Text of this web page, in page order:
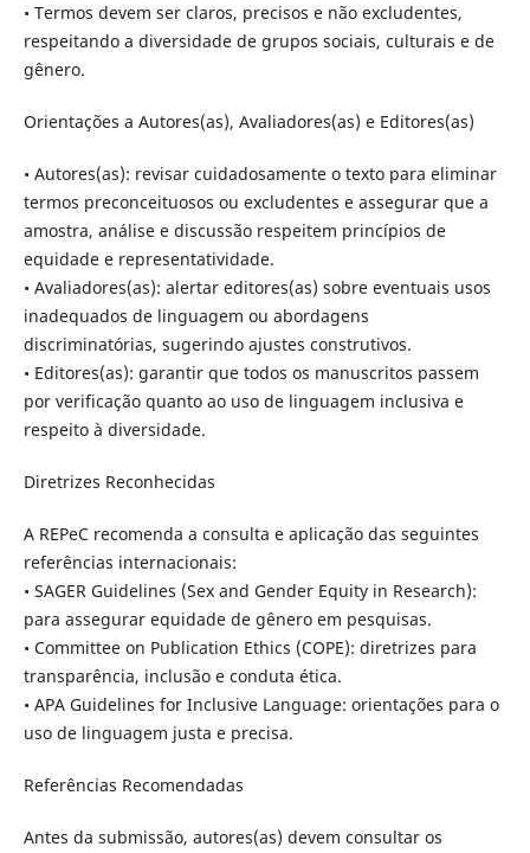
• Termos devem ser claros, precisos e não excludentes,
respeitando a diversidade de grupos sociais, culturais e de
gênero.
Orientações a Autores(as), Avaliadores(as) e Editores(as)
• Autores(as): revisar cuidadosamente o texto para eliminar
termos preconceituosos ou excludentes e assegurar que a
amostra, análise e discussão respeitem princípios de
equidade e representatividade.
• Avaliadores(as): alertar editores(as) sobre eventuais usos
inadequados de linguagem ou abordagens
discriminatórias, sugerindo ajustes construtivos.
• Editores(as): garantir que todos os manuscritos passem
por verificação quanto ao uso de linguagem inclusiva e
respeito à diversidade.
Diretrizes Reconhecidas
A REPeC recomenda a consulta e aplicação das seguintes
referências internacionais:
• SAGER Guidelines (Sex and Gender Equity in Research):
para assegurar equidade de gênero em pesquisas.
• Committee on Publication Ethics (COPE): diretrizes para
transparência, inclusão e conduta ética.
• APA Guidelines for Inclusive Language: orientações para o
uso de linguagem justa e precisa.
Referências Recomendadas
Antes da submissão, autores(as) devem consultar os